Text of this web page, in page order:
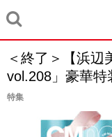
＜終了＞【浜辺
vol.208」豪華特
特集